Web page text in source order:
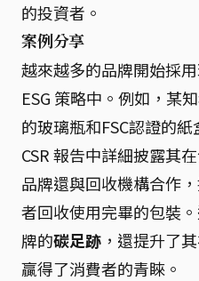
的投資者。
案例分享
越來越多的品牌開始採
ESG 策略中。例如，某
的玻璃瓶和FSC認證的
CSR 報告中詳細披露其
品牌還與回收機構合作
者回收使用完畢的包裝
牌的碳足跡 ，還提升了
贏得了消費者的青睞。